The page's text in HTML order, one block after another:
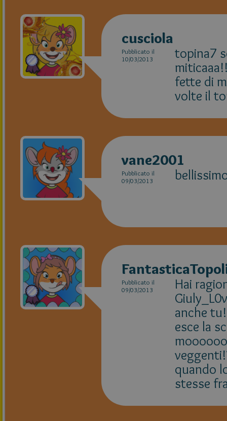
cusciola
Pubblicato il
10/03/2013
topina7
fette di
volte il
vane2001
Pubblicato il
09/03/2013
Pubblicato il
09/03/2013
Hai
anche
esce la
quando
stesse